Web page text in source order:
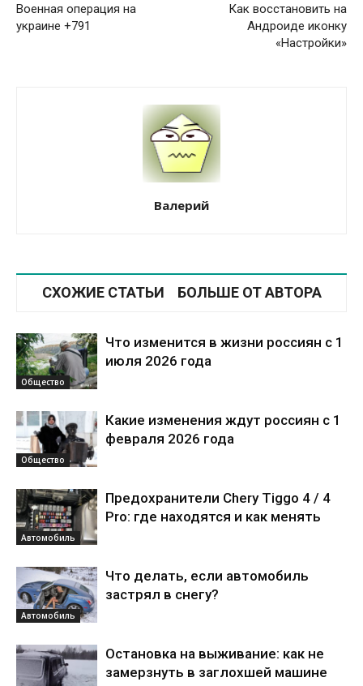
Военная операция на
украине +791
Как восстановить на
Андроиде иконку
«Настройки»
Валерий
СХОЖИЕ СТАТЬИ БОЛЬШЕ ОТ АВТОРА
Общество
Что изменится в жизни россиян с 1
июля 2026 года
Общество
Какие изменения ждут россиян с 1
февраля 2026 года
Автомобиль
Предохранители Chery Tiggo 4 / 4
Pro: где находятся и как менять
Автомобиль
Что делать, если автомобиль
застрял в снегу?
Остановка на выживание: как не
замерзнуть в заглохшей машине